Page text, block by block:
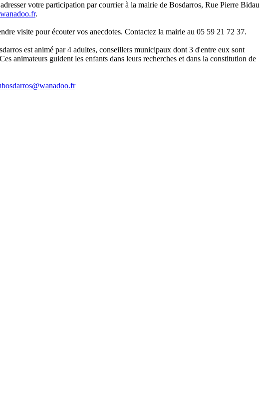
votre participation par courrier à la mairie de Bosdarros, Rue Pierre Bidau
.
visite pour écouter vos anecdotes. Contactez la mairie au 05 59 21 72 37.
est animé par 4 adultes, conseillers municipaux dont 3 d'entre eux sont
animateurs guident les enfants dans leurs recherches et dans la constitution de